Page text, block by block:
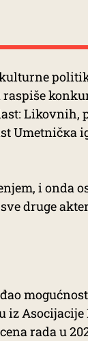
Likovnih,
Umetničкa
i onda
druge
iz Asocijacije
rada u